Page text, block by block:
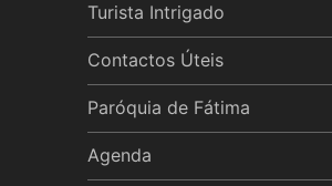
Turista Intrigado
Contactos Úteis
Paróquia de Fátima
Agenda